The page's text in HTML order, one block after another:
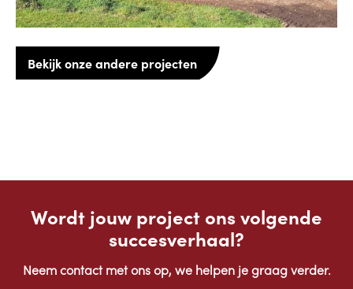
Bekijk onze andere projecten
Wordt jouw project ons volgende
succesverhaal?
Neem contact met ons op, we helpen je graag verder.